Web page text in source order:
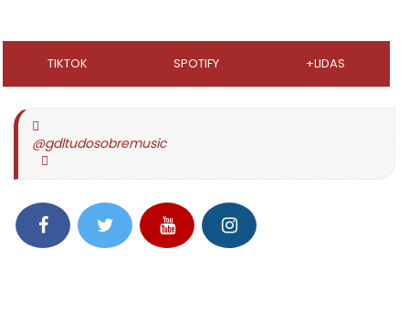
TIKTOK SPOTIFY +LIDAS
@gdltudosobremusic